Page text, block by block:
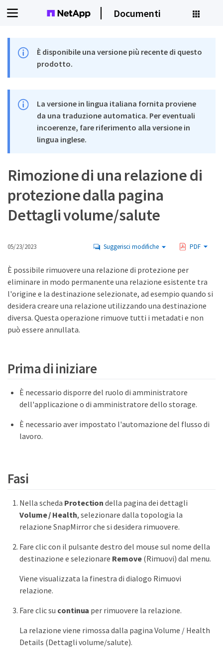
Documenti
È disponibile una versione più recente di questo
prodotto.
La versione in lingua italiana fornita proviene
da una traduzione automatica. Per eventuali
incoerenze, fare riferimento alla versione in
lingua inglese.
Rimozione di una relazione di
protezione dalla pagina
Dettagli volume/salute
05/23/2023 Suggerisci modifiche PDF
È possibile rimuovere una relazione di protezione per
eliminare in modo permanente una relazione esistente tra
l'origine e la destinazione selezionate, ad esempio quando si
desidera creare una relazione utilizzando una destinazione
diversa. Questa operazione rimuove tutti i metadati e non
può essere annullata.
Prima di iniziare
È necessario disporre del ruolo di amministratore
dell'applicazione o di amministratore dello storage.
È necessario aver impostato l'automazione del flusso di
lavoro.
Fasi
Nella scheda Protection della pagina dei dettagli
Volume / Health, selezionare dalla topologia la
relazione SnapMirror che si desidera rimuovere.
Fare clic con il pulsante destro del mouse sul nome della
destinazione e selezionare Remove(Rimuovi) dal menu.
Viene visualizzata la finestra di dialogo Rimuovi
relazione.
Fare clic su continua per rimuovere la relazione.
La relazione viene rimossa dalla pagina Volume / Health
Details (Dettagli volume/salute).